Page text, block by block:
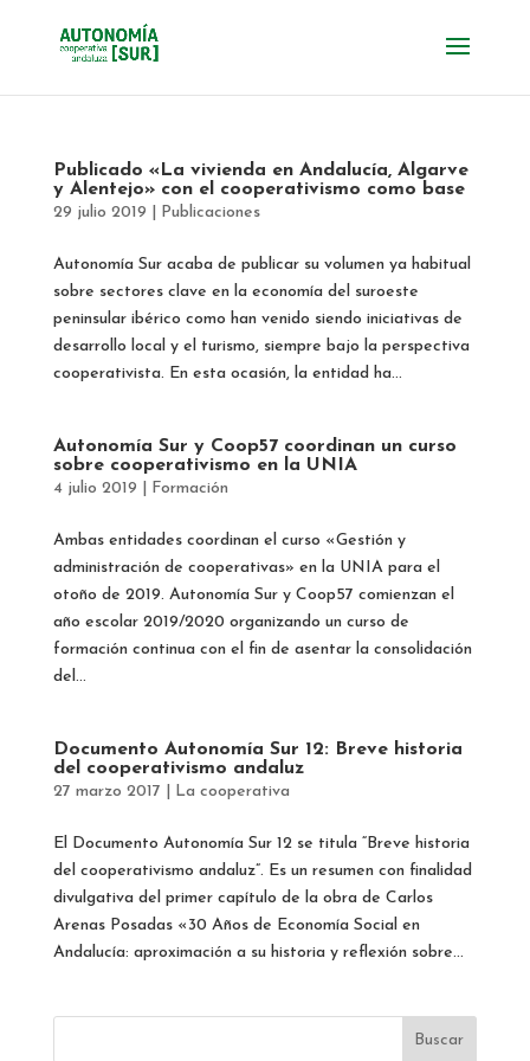
Publicado «La vivienda en Andalucía, Algarve
y Alentejo» con el cooperativismo como base
29 julio 2019 Publicaciones
Autonomía Sur acaba de publicar su volumen ya habitual
sobre sectores clave en la economía del suroeste
peninsular ibérico como han venido siendo iniciativas de
desarrollo local y el turismo, siempre bajo la perspectiva
cooperativista. En esta ocasión, la entidad ha...
Autonomía Sur y Coop57 coordinan un curso
sobre cooperativismo en la UNIA
4 julio 2019 Formación
Ambas entidades coordinan el curso «Gestión y
administración de cooperativas» en la UNIA para el
otoño de 2019. Autonomía Sur y Coop57 comienzan el
año escolar 2019/2020 organizando un curso de
formación continua con el fin de asentar la consolidación
del...
Documento Autonomía Sur 12: Breve historia
del cooperativismo andaluz
27 marzo 2017 La cooperativa
El Documento Autonomía Sur 12 se titula “Breve historia
del cooperativismo andaluz”. Es un resumen con finalidad
divulgativa del primer capítulo de la obra de Carlos
Arenas Posadas «30 Años de Economía Social en
Andalucía: aproximación a su historia y reflexión sobre...